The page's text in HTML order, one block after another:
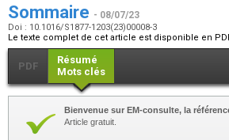
Sommaire - 08/07/23
Doi : 10.1016/S1877-1203(23)00008-3
Le texte complet de cet article est disponible en
PDF
Résumé
Mots clés
Bienvenue sur EM-consulte, la
Article gratuit.